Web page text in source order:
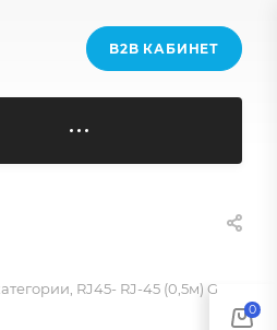
B2B КАБИНЕТ
RJ45- RJ-45 (0,5м) G
0